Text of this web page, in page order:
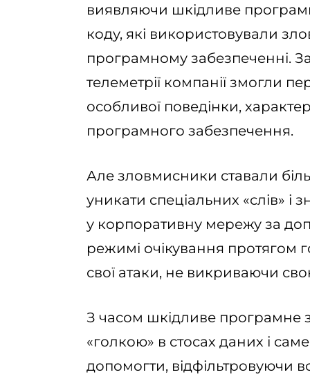
виявляючи шкідливе
коду, які використовували
програмному забезпеченні.
телеметрії компанії змогли
особливої поведінки,
програмного забезпечення.
Але зловмисники ставали
уникати спеціальних «слів»
у корпоративну мережу за
режимі очікування протягом
свої атаки, не викриваючи
З часом шкідливе програмне
«голкою» в стосах даних і
допомогти, відфільтровуючи